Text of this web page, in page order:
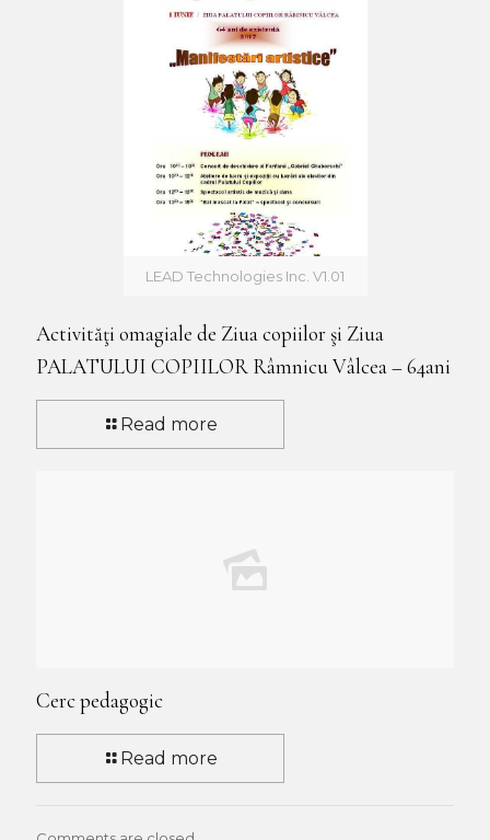
LEAD Technologies Inc. V1.01
Activităţi omagiale de Ziua copiilor şi Ziua
PALATULUI COPIILOR Râmnicu Vâlcea – 64ani
Read more
Cerc pedagogic
Read more